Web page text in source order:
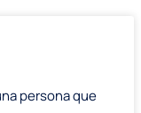
persona que